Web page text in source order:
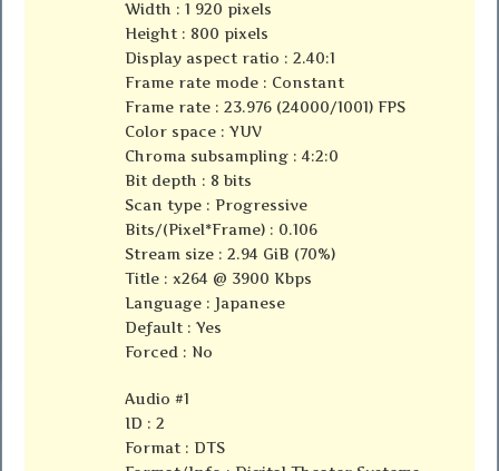
Width : 1 920 pixels
Height : 800 pixels
Display aspect ratio : 2.40:1
Frame rate mode : Constant
Frame rate : 23.976 (24000/1001) FPS
Color space : YUV
Chroma subsampling : 4:2:0
Bit depth : 8 bits
Scan type : Progressive
Bits/(Pixel*Frame) : 0.106
Stream size : 2.94 GiB (70%)
Title : x264 @ 3900 Kbps
Language : Japanese
Default : Yes
Forced : No
Audio #1
ID : 2
Format : DTS